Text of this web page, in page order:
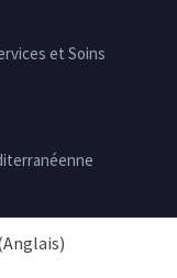
et Soins
Anglais)